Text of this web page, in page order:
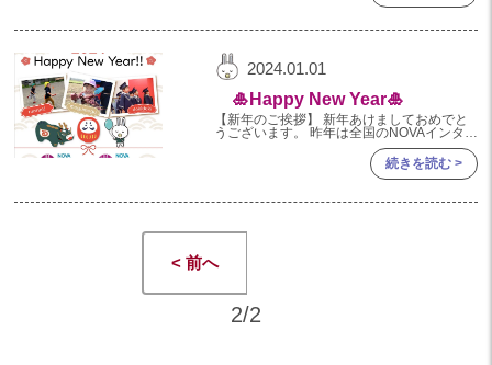
2024.01.01
🎍Happy New Year🎍
【新年のご挨拶】 新年あけましておめでと
うございます。 昨年は全国のNOVAインター
育園で沢山の子どもたち、 ご家族の皆様の
続きを読む >
< 前へ
2/2